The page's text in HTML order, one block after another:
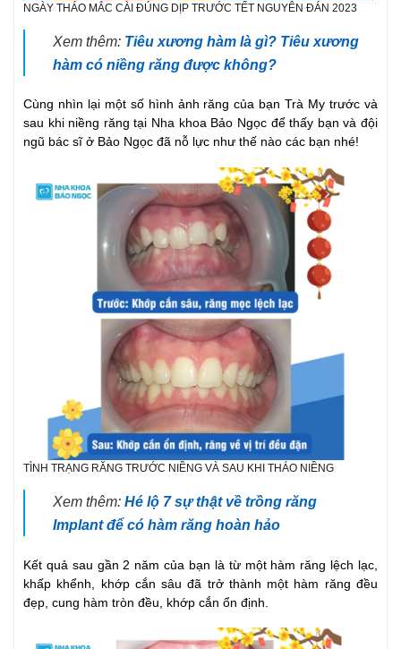
NGÀY THÁO MẮC CÀI ĐÚNG DỊP TRƯỚC TẾT NGUYÊN ĐÁN 2023
Xem thêm: Tiêu xương hàm là gì? Tiêu xương
hàm có niềng răng được không?
Cùng nhìn lại một số hình ảnh răng của bạn Trà My trước và
sau khi niềng răng tại Nha khoa Bảo Ngọc để thấy bạn và đội
ngũ bác sĩ ở Bảo Ngọc đã nỗ lực như thế nào các bạn nhé!
TÌNH TRẠNG RĂNG TRƯỚC NIỀNG VÀ SAU KHI THÁO NIỀNG
Xem thêm: Hé lộ 7 sự thật về trồng răng
Implant để có hàm răng hoàn hảo
Kết quả sau gần 2 năm của bạn là từ một hàm răng lệch lạc,
khấp khểnh, khớp cắn sâu đã trở thành một hàm răng đều
đẹp, cung hàm tròn đều, khớp cắn ổn định.